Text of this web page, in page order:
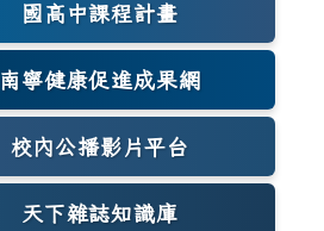
國高中課程計畫
南寧健康促進成果網
(另開新視窗)
校內公播影片平台
天下雜誌知識庫